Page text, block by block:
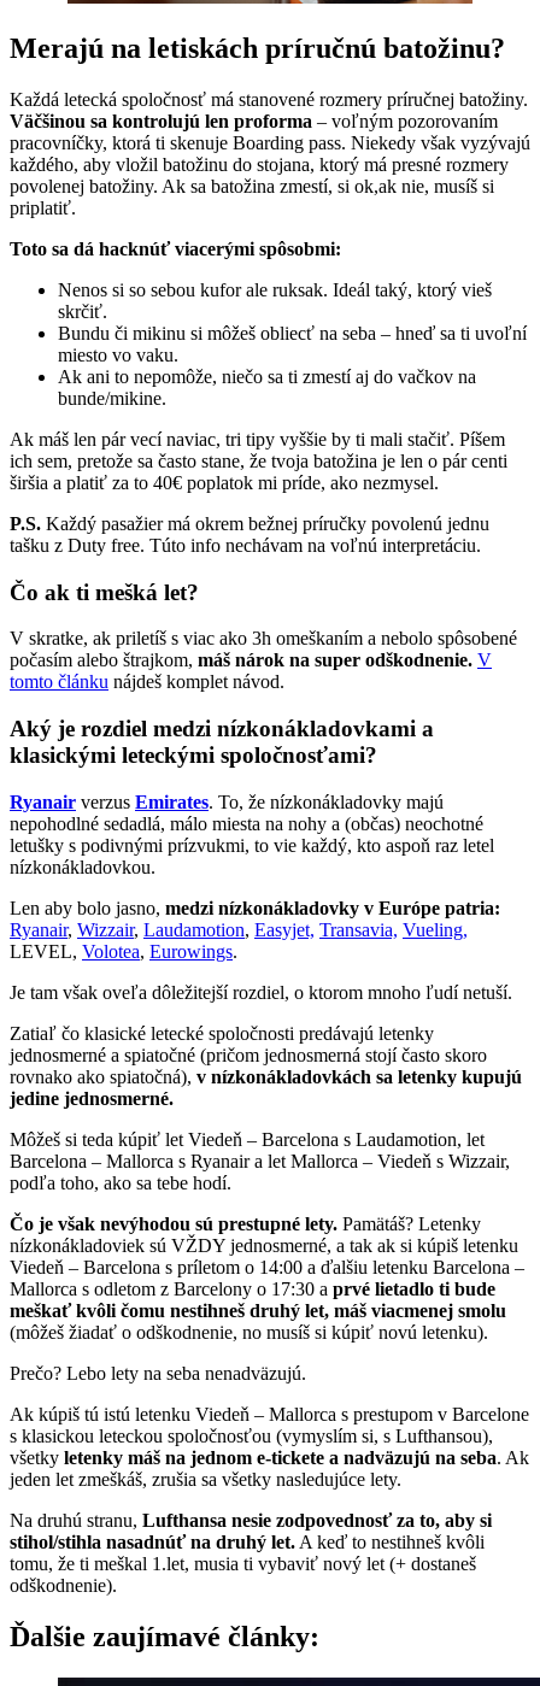
Merajú na letiskách príručnú batožinu?
Každá letecká spoločnosť má stanovené rozmery príručnej batožiny.
Väčšinou sa kontrolujú len proforma – voľným pozorovaním
pracovníčky, ktorá ti skenuje Boarding pass. Niekedy však vyzývajú
každého, aby vložil batožinu do stojana, ktorý má presné rozmery
povolenej batožiny. Ak sa batožina zmestí, si ok,ak nie, musíš si
priplatiť.
Toto sa dá hacknúť viacerými spôsobmi:
Nenos si so sebou kufor ale ruksak. Ideál taký, ktorý vieš
skrčiť.
Bundu či mikinu si môžeš obliecť na seba – hneď sa ti uvoľní
miesto vo vaku.
Ak ani to nepomôže, niečo sa ti zmestí aj do vačkov na
bunde/mikine.
Ak máš len pár vecí naviac, tri tipy vyššie by ti mali stačiť. Píšem
ich sem, pretože sa často stane, že tvoja batožina je len o pár centi
širšia a platiť za to 40€ poplatok mi príde, ako nezmysel.
P.S. Každý pasažier má okrem bežnej príručky povolenú jednu
tašku z Duty free. Túto info nechávam na voľnú interpretáciu.
Čo ak ti mešká let?
V skratke, ak priletíš s viac ako 3h omeškaním a nebolo spôsobené
počasím alebo štrajkom, máš nárok na super odškodnenie. V
tomto článku nájdeš komplet návod.
Aký je rozdiel medzi nízkonákladovkami a
klasickými leteckými spoločnosťami?
Ryanair verzus Emirates. To, že nízkonákladovky majú
nepohodlné sedadlá, málo miesta na nohy a (občas) neochotné
letušky s podivnými prízvukmi, to vie každý, kto aspoň raz letel
nízkonákladovkou.
Len aby bolo jasno, medzi nízkonákladovky v Európe patria:
Ryanair, Wizzair, Laudamotion, Easyjet, Transavia, Vueling,
LEVEL, Volotea, Eurowings.
Je tam však oveľa dôležitejší rozdiel, o ktorom mnoho ľudí netuší.
Zatiaľ čo klasické letecké spoločnosti predávajú letenky
jednosmerné a spiatočné (pričom jednosmerná stojí často skoro
rovnako ako spiatočná), v nízkonákladovkách sa letenky kupujú
jedine jednosmerné.
Môžeš si teda kúpiť let Viedeň – Barcelona s Laudamotion, let
Barcelona – Mallorca s Ryanair a let Mallorca – Viedeň s Wizzair,
podľa toho, ako sa tebe hodí.
Čo je však nevýhodou sú prestupné lety. Pamätáš? Letenky
nízkonákladoviek sú VŽDY jednosmerné, a tak ak si kúpiš letenku
Viedeň – Barcelona s príletom o 14:00 a ďalšiu letenku Barcelona –
Mallorca s odletom z Barcelony o 17:30 a prvé lietadlo ti bude
meškať kvôli čomu nestihneš druhý let, máš viacmenej smolu
(môžeš žiadať o odškodnenie, no musíš si kúpiť novú letenku).
Prečo? Lebo lety na seba nenadväzujú.
Ak kúpiš tú istú letenku Viedeň – Mallorca s prestupom v Barcelone
s klasickou leteckou spoločnosťou (vymyslím si, s Lufthansou),
všetky letenky máš na jednom e-tickete a nadväzujú na seba. Ak
jeden let zmeškáš, zrušia sa všetky nasledujúce lety.
Na druhú stranu, Lufthansa nesie zodpovednosť za to, aby si
stihol/stihla nasadnúť na druhý let. A keď to nestihneš kvôli
tomu, že ti meškal 1.let, musia ti vybaviť nový let (+ dostaneš
odškodnenie).
Ďalšie zaujímavé články: